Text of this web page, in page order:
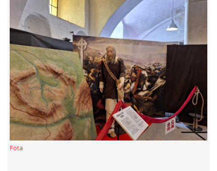
NOVINKY
KALKULACE-
Šárka Dvořáková
Jaurisova 515
Praha
IČO 09106359
DIČO:CZ09106359
Datová schránka: h923ws4
+420 722 300123
sarka.dvorakova@ceske-dejiny.cz
Fota